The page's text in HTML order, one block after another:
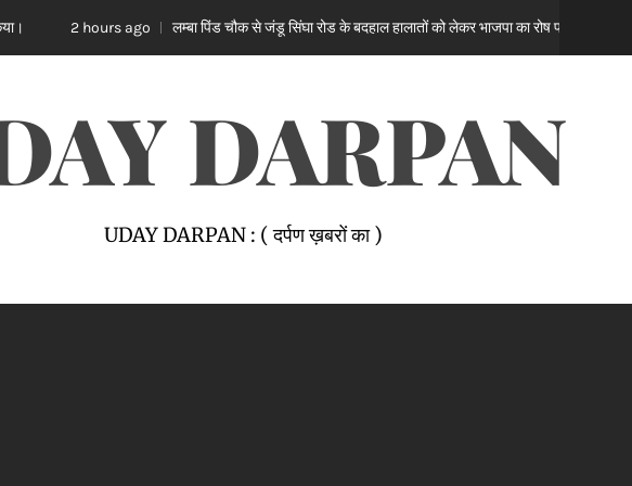
लम्बा पिंड चौक से जंडू सिंघा रोड के बदहाल हालातों को लेकर भाजपा का रोष प्रदर्शन 2 hours ago
DARPAN
UDAY DARPAN : ( दर्पण ख़बरों का )